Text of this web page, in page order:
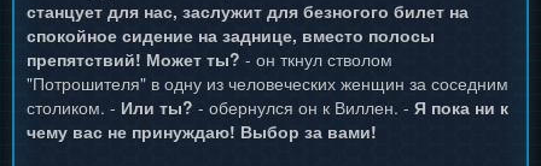
станцует для нас, заслужит для безногого билет на
спокойное сидение на заднице, вместо полосы
препятствий! Может ты? - он ткнул стволом
"Потрошителя" в одну из человеческих женщин за соседним
столиком. - Или ты? - обернулся он к Виллен. - Я пока ни к
чему вас не принуждаю! Выбор за вами!